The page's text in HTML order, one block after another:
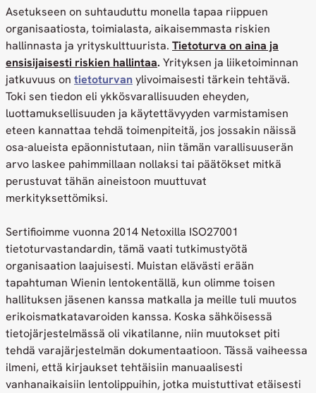
Asetukseen on suhtauduttu monella tapaa riippuen
organisaatiosta, toimialasta, aikaisemmasta riskien
hallinnasta ja yrityskulttuurista. Tietoturva on aina ja
ensisijaisesti riskien hallintaa. Yrityksen ja liiketoiminnan
jatkuvuus on tietoturvan ylivoimaisesti tärkein tehtävä.
Toki sen tiedon eli ykkösvarallisuuden eheyden,
luottamuksellisuuden ja käytettävyyden varmistamisen
eteen kannattaa tehdä toimenpiteitä, jos jossakin näissä
osa-alueista epäonnistutaan, niin tämän varallisuuserän
arvo laskee pahimmillaan nollaksi tai päätökset mitkä
perustuvat tähän aineistoon muuttuvat
merkityksettömiksi.
Sertifioimme vuonna 2014 Netoxilla ISO27001
tietoturvastandardin, tämä vaati tutkimustyötä
organisaation laajuisesti. Muistan elävästi erään
tapahtuman Wienin lentokentällä, kun olimme toisen
hallituksen jäsenen kanssa matkalla ja meille tuli muutos
erikoismatkatavaroiden kanssa. Koska sähköisessä
tietojärjestelmässä oli vikatilanne, niin muutokset piti
tehdä varajärjestelmän dokumentaatioon. Tässä vaiheessa
ilmeni, että kirjaukset tehtäisiin manuaalisesti
vanhanaikaisiin lentolippuihin, jotka muistuttivat etäisesti